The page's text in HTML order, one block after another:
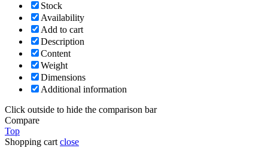
Stock
Availability
Add to cart
Description
Content
Weight
Dimensions
Additional information
Click outside to hide the comparison bar
Compare
Top
Shopping cart close